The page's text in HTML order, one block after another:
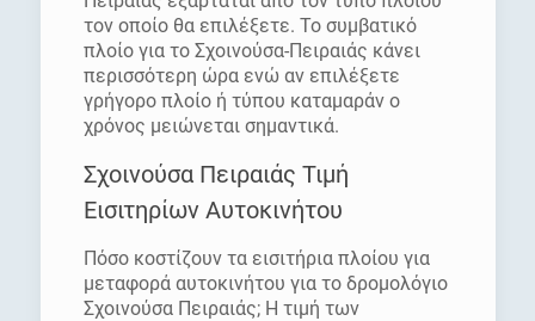
τον οποίο θα επιλέξετε. Το συμβατικό
πλοίο για το Σχοινούσα-Πειραιάς κάνει
περισσότερη ώρα ενώ αν επιλέξετε
γρήγορο πλοίο ή τύπου καταμαράν ο
χρόνος μειώνεται σημαντικά.
Σχοινούσα Πειραιάς Τιμή
Εισιτηρίων Αυτοκινήτου
Πόσο κοστίζουν τα εισιτήρια πλοίου για
μεταφορά αυτοκινήτου για το δρομολόγιο
Σχοινούσα Πειραιάς; Η τιμή των